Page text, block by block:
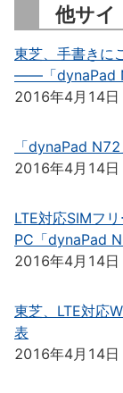
他サイ
東芝、手書きに
――「dynaPad
2016年4月14
「dynaPad
2016年4月14
LTE対応SIMフ
PC「dynaPad
2016年4月14
東芝、LTE対応
表
2016年4月14